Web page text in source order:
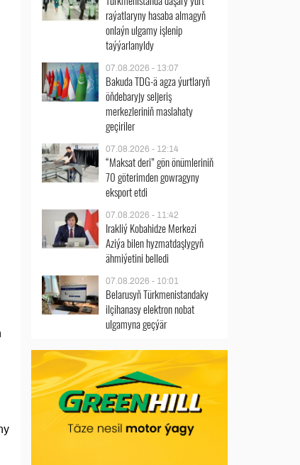
raýatlaryny hasaba almagyň
onlaýn ulgamy işlenip
taýýarlanyldy
07.08.2026 - 13:07
Bakuda TDG-ä agza ýurtlaryň
öňdebaryjy seljeriş
merkezleriniň maslahaty
geçiriler
07.08.2026 - 12:14
“Maksat deri” gön önümleriniň
70 göterimden gowragyny
eksport etdi
07.08.2026 - 11:42
Irakliý Kobahidze Merkezi
Aziýa bilen hyzmatdaşlygyň
ähmiýetini belledi
07.08.2026 - 10:01
Belarusyň Türkmenistandaky
ilçihanasy elektron nobat
ulgamyna geçýär